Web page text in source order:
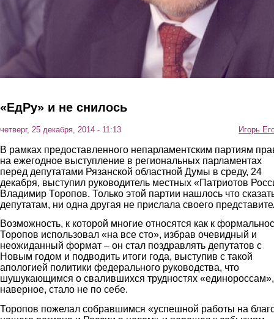
«ЕдРу» и не снилось
четверг, 25 декабря, 2014 - 11:13 Игорь
В рамках предоставленного непарламентским партиям
на ежегодное выступление в региональных парламентах
перед депутатами Рязанской областной Думы в среду, 24
декабря, выступил руководитель местных «Патриотов
Владимир Торопов. Только этой партии нашлось что
депутатам, ни одна другая не прислала своего
Возможность, к которой многие относятся как к
Торопов использовал «на все сто», избрав очевидный и
неожиданный формат – он стал поздравлять депутатов с
Новым годом и подводить итоги года, выступив с такой
апологией политики федерального руководства, что
шушукающимся о свалившихся трудностях «единороссам»,
наверное, стало не по себе.
Торопов пожелал собравшимся «успешной работы на